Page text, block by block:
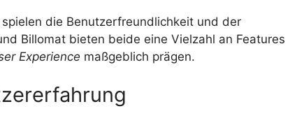
spielen die Benutzerfreundlichkeit und der
Billomat bieten beide eine Vielzahl an Features
Experience maßgeblich prägen.